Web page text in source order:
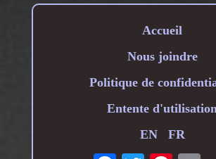
Accueil
Nous joindre
Politique de
Entente
EN
FR